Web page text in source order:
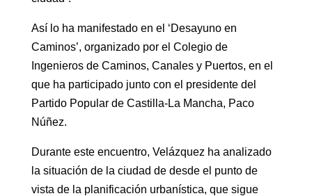
Así lo ha manifestado en el ‘Desayuno en
Caminos’, organizado por el Colegio de
Ingenieros de Caminos, Canales y Puertos, en el
que ha participado junto con el presidente del
Partido Popular de Castilla-La Mancha, Paco
Núñez.
Durante este encuentro, Velázquez ha analizado
la situación de la ciudad de desde el punto de
vista de la planificación urbanística, que sigue